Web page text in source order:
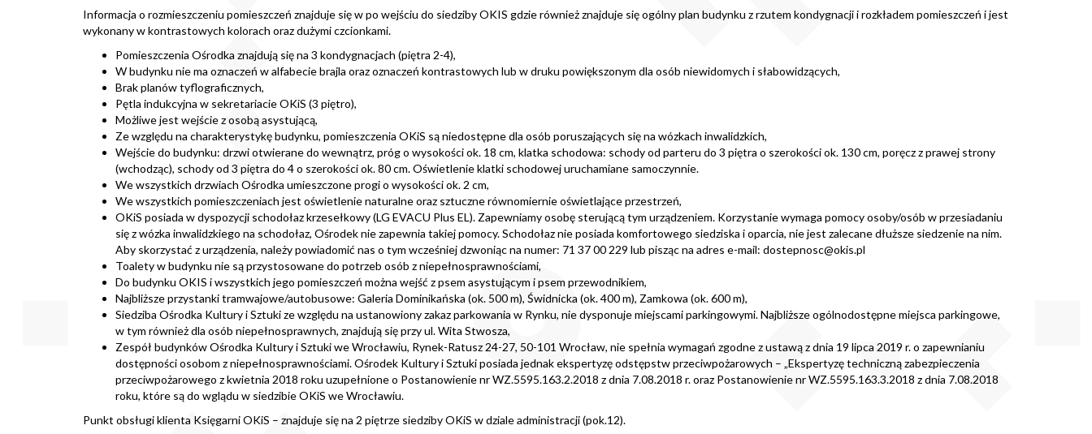
Informacja o rozmieszczeniu pomieszczeń znajduje się w po wejściu do siedziby OKIS gdzie również znajduje się ogólny plan budynku z rzutem kondygnacji i rozkładem pomieszczeń i jest
wykonany w kontrastowych kolorach oraz dużymi czcionkami.
Pomieszczenia Ośrodka znajdują się na 3 kondygnacjach (piętra 2-4),
W budynku nie ma oznaczeń w alfabecie brajla oraz oznaczeń kontrastowych lub w druku powiększonym dla osób niewidomych i słabowidzących,
Brak planów tyflograficznych,
Pętla indukcyjna w sekretariacie OKiS (3 piętro),
Możliwe jest wejście z osobą asystującą,
Ze względu na charakterystykę budynku, pomieszczenia OKiS są niedostępne dla osób poruszających się na wózkach inwalidzkich,
Wejście do budynku: drzwi otwierane do wewnątrz, próg o wysokości ok. 18 cm, klatka schodowa: schody od parteru do 3 piętra o szerokości ok. 130 cm, poręcz z prawej strony
(wchodząc), schody od 3 piętra do 4 o szerokości ok. 80 cm. Oświetlenie klatki schodowej uruchamiane samoczynnie.
We wszystkich drzwiach Ośrodka umieszczone progi o wysokości ok. 2 cm,
We wszystkich pomieszczeniach jest oświetlenie naturalne oraz sztuczne równomiernie oświetlające przestrzeń,
OKiS posiada w dyspozycji schodołaz krzesełkowy (LG EVACU Plus EL). Zapewniamy osobę sterującą tym urządzeniem. Korzystanie wymaga pomocy osoby/osób w przesiadaniu
się z wózka inwalidzkiego na schodołaz, Ośrodek nie zapewnia takiej pomocy. Schodołaz nie posiada komfortowego siedziska i oparcia, nie jest zalecane dłuższe siedzenie na nim.
Aby skorzystać z urządzenia, należy powiadomić nas o tym wcześniej dzwoniąc na numer: 71 37 00 229 lub pisząc na adres e-mail: dostepnosc@okis.pl
Toalety w budynku nie są przystosowane do potrzeb osób z niepełnosprawnościami,
Do budynku OKIS i wszystkich jego pomieszczeń można wejść z psem asystującym i psem przewodnikiem,
Najbliższe przystanki tramwajowe/autobusowe: Galeria Dominikańska (ok. 500 m), Świdnicka (ok. 400 m), Zamkowa (ok. 600 m),
Siedziba Ośrodka Kultury i Sztuki ze względu na ustanowiony zakaz parkowania w Rynku, nie dysponuje miejscami parkingowymi. Najbliższe ogólnodostępne miejsca parkingowe,
w tym również dla osób niepełnosprawnych, znajdują się przy ul. Wita Stwosza,
Zespół budynków Ośrodka Kultury i Sztuki we Wrocławiu, Rynek-Ratusz 24-27, 50-101 Wrocław, nie spełnia wymagań zgodne z ustawą z dnia 19 lipca 2019 r. o zapewnianiu
dostępności osobom z niepełnosprawnościami. Ośrodek Kultury i Sztuki posiada jednak ekspertyzę odstępstw przeciwpożarowych – „Ekspertyzę techniczną zabezpieczenia
przeciwpożarowego z kwietnia 2018 roku uzupełnione o Postanowienie nr WZ.5595.163.2.2018 z dnia 7.08.2018 r. oraz Postanowienie nr WZ.5595.163.3.2018 z dnia 7.08.2018
roku, które są do wglądu w siedzibie OKiS we Wrocławiu.
Punkt obsługi klienta Księgarni OKiS – znajduje się na 2 piętrze siedziby OKiS w dziale administracji (pok.12).